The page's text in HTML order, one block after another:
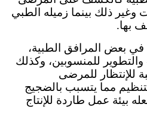
وغير ذلك بينما زميله الطبي
بها.
في بعض المرافق الطبية،
للمنسوبين، وكذلك
للإنتظار للمرضى
مما يتسبب بالضجيج
بيئة عمل طاردة للإنتاج